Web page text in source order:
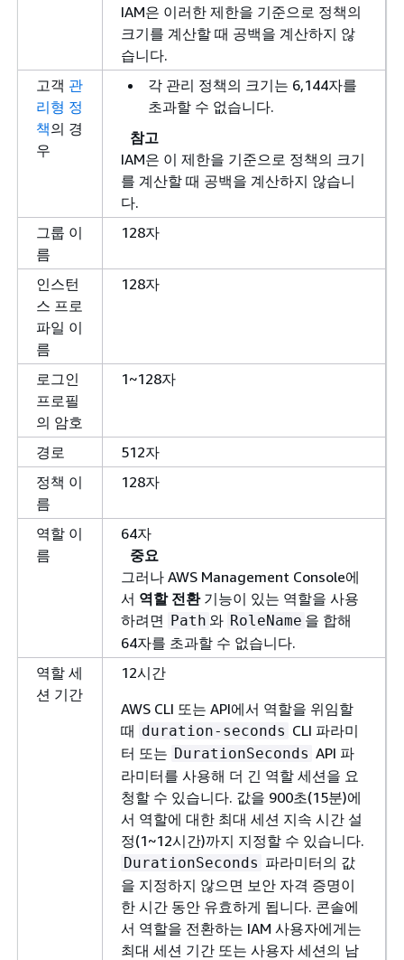
IAM은 이러한 제한을 기준으로 정책의
크기를 계산할 때 공백을 계산하지 않
습니다.
고객 관
리형 정
책의 경
우
각 관리 정책의 크기는 6,144자를
초과할 수 없습니다.
참고
IAM은 이 제한을 기준으로 정책의 크기
를 계산할 때 공백을 계산하지 않습니
다.
그룹 이
름
128자
인스턴
스 프로
파일 이
름
128자
로그인
프로필
의 암호
1~128자
경로
512자
정책 이
름
128자
역할 이
름
64자
중요
그러나 AWS Management Console에
서 역할 전환기능이 있는 역할을 사용
하려면 Path 와 RoleName 을 합해
64자를 초과할 수 없습니다.
역할 세
션 기간
12시간
AWS CLI 또는 API에서 역할을 위임할
때 duration-seconds CLI 파라미
터 또는 DurationSeconds API 파
라미터를 사용해 더 긴 역할 세션을 요
청할 수 있습니다. 값을 900초(15분)에
서 역할에 대한 최대 세션 지속 시간 설
정(1~12시간)까지 지정할 수 있습니다.
DurationSeconds 파라미터의 값
을 지정하지 않으면 보안 자격 증명이
한 시간 동안 유효하게 됩니다. 콘솔에
서 역할을 전환하는 IAM 사용자에게는
최대 세션 기간 또는 사용자 세션의 남